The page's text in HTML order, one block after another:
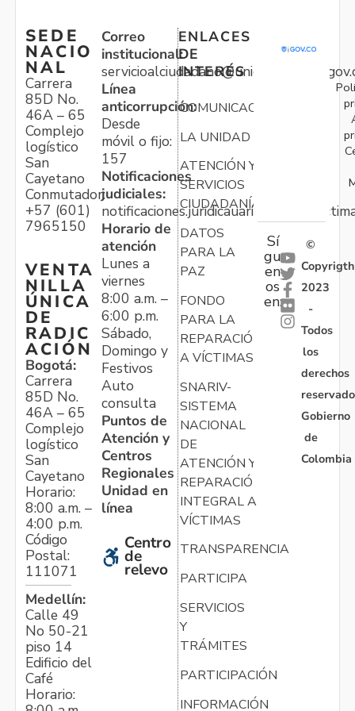
SEDE
NACIO
NAL
Carrera
85D No.
46A – 65
Complejo
logístico
San
Cayetano
Conmutador:
+57 (601)
7965150
VENTA
NILLA
ÚNICA
DE
RADIC
ACIÓN
Bogotá:
Carrera
85D No.
46A – 65
Complejo
logístico
San
Cayetano
Horario:
8:00 a.m. –
4:00 p.m.
Código
Postal:
111071
Medellín:
Calle 49
No 50-21
piso 14
Edificio del
Café
Horario:
Correo
institucional:
Línea
anticorrupción:
Desde
móvil o fijo:
157
Notificaciones
judiciales:
Horario de
atención
Lunes a
viernes
8:00 a.m. –
6:00 p.m.
Sábado,
Domingo y
Festivos
Auto
consulta
Puntos de
Atención y
Centros
Regionales
Unidad en
línea
Centro
de
relevo
ENLACES
DE
INTERÉS
COMUNICACIONES
LA UNIDAD
ATENCIÓN Y
SERVICIOS
CIUDADANÍA
DATOS
PARA LA
PAZ
FONDO
PARA LA
REPARACIÓN
A VÍCTIMAS
SNARIV-
SISTEMA
NACIONAL
DE
ATENCIÓN Y
REPARACIÓN
INTEGRAL A
VÍCTIMAS
TRANSPARENCIA
PARTICIPA
SERVICIOS
Y
TRÁMITES
PARTICIPACIÓN
INFORMACIÓN
Sí
gu
en
os
en:
©
Copyrigth
2023
-
Todos
los
derechos
Gobierno
de
Colombia